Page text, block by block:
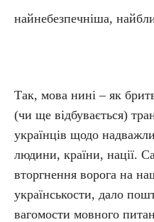
найнебезпечніша,
Так, мова нині – як
(чи ще відбувається)
українців щодо
людини, країни, нації.
вторгнення ворога на
українськости, дало
вагомости мовного